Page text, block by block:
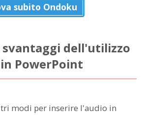
subito Ondoku
svantaggi dell'utilizzo
PowerPoint
modi per inserire l'audio in